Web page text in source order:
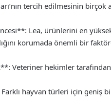
tercih edilmesinin birçok
Lea, ürünlerini en
korumada önemli bir
Veteriner hekimler
hayvan türleri için geniş